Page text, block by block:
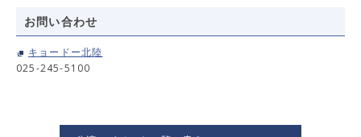
お問い合わせ
キョードー北陸
025-245-5100